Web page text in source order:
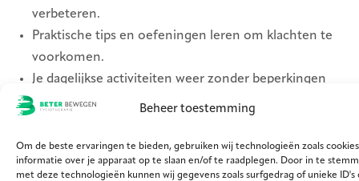
Beheer toestemming
Om de beste ervaringen te bieden, gebruiken wij technologieën zoals
informatie over je apparaat op te slaan en/of te raadplegen. Door in te
met deze technologieën kunnen wij gegevens zoals surfgedrag of unieke ID's
verbeteren.
Praktische tips en oefeningen leren om klachten te
voorkomen.
Je dagelijkse activiteiten weer zonder beperkingen
uitvoeren.
Door een combinatie van behandeling, oefeningen en
advies zorgen we voor een duurzaam herstel.